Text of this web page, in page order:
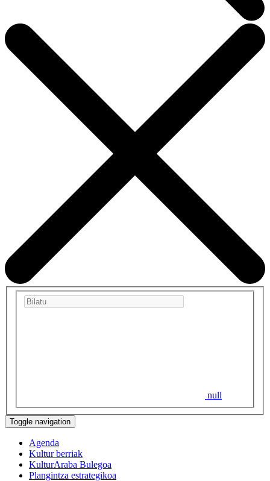
null
Toggle navigation
Agenda
Kultur berriak
KulturAraba Bulegoa
Plangintza estrategikoa